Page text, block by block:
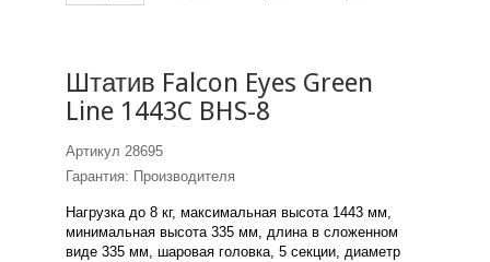
Штатив Falcon Eyes Green
Line 1443C BHS-8
Артикул 28695
Гарантия: Производителя
Нагрузка до 8 кг, максимальная высота 1443 мм,
минимальная высота 335 мм, длина в сложенном
виде 335 мм, шаровая головка, 5 секции, диаметр